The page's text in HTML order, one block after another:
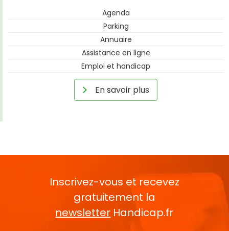
Agenda
Parking
Annuaire
Assistance en ligne
Emploi et handicap
En savoir plus
Inscrivez-vous et recevez
gratuitement la
newsletter Handicap.fr